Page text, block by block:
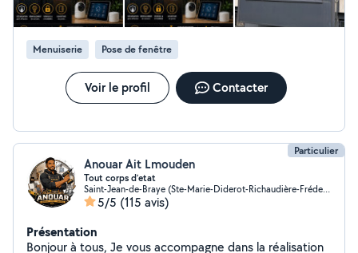
Menuiserie Pose de fenêtre
Voir le profil Contacter
Particulier
Anouar Ait Lmouden
Tout corps d’etat
Saint-Jean-de-Braye (Ste-Marie-Diderot-Richaudière-Frédeville)
5/5 (115 avis)
Présentation
Bonjour à tous, Je vous accompagne dans la réalisation